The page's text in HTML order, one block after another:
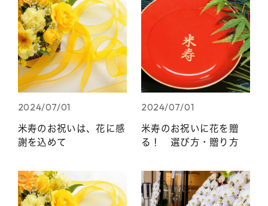
2024/07/01
米寿のお祝いは、花に感
謝を込めて
2024/07/01
米寿のお祝いに花を贈
る！ 選び方・贈り方